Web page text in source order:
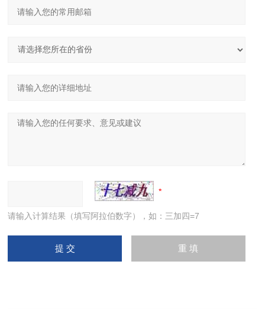
请输入计算结果（填写阿拉伯数字），如：三加四=7